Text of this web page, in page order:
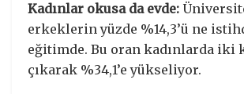
Kadınlar okusa da evde:
erkeklerin yüzde %14,3’ü ne
eğitimde. Bu oran kadınlarda iki
çıkarak %34,1’e yükseliyor.